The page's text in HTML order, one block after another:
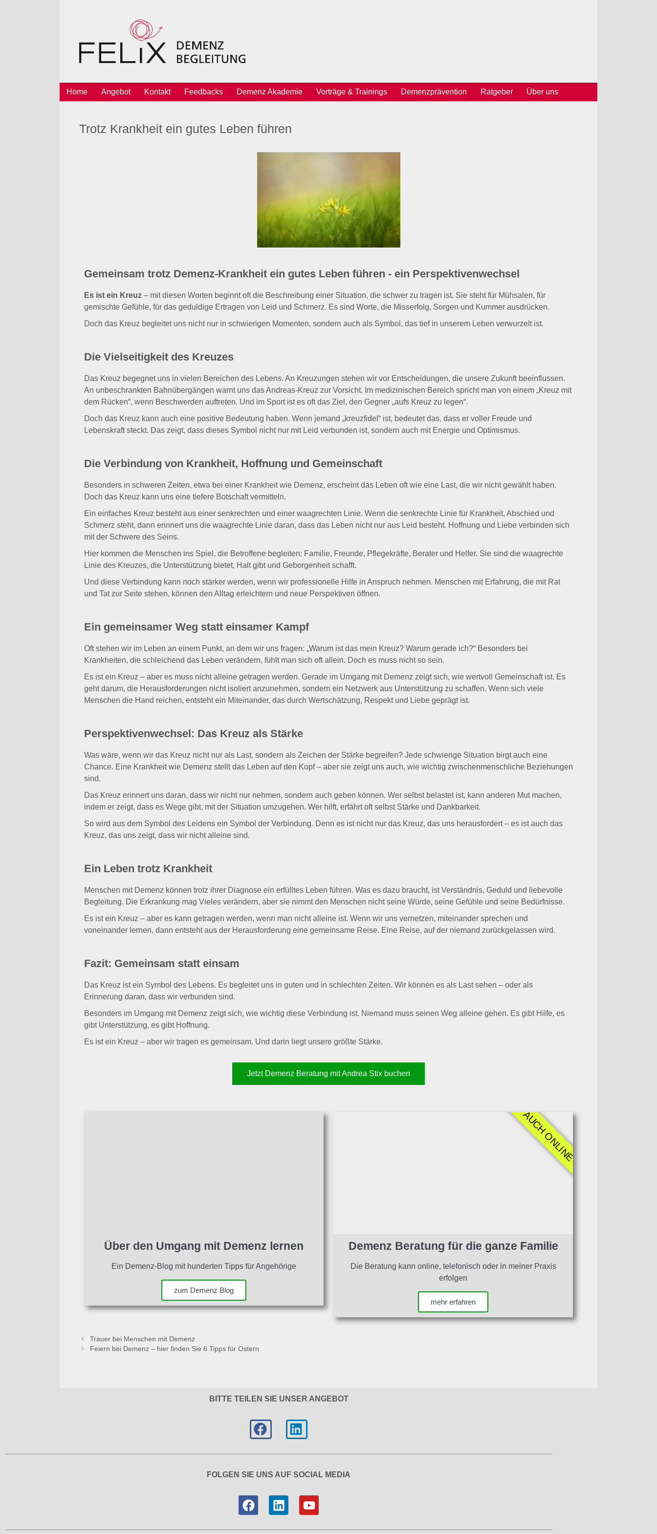
Home Angebot Kontakt Feedbacks Demenz Akademie Vorträge & Trainings Demenzprävention Ratgeber Über uns
Trotz Krankheit ein gutes Leben führen
Gemeinsam trotz Demenz-Krankheit ein gutes Leben führen - ein Perspektivenwechsel
Es ist ein Kreuz – mit diesen Worten beginnt oft die Beschreibung einer Situation, die schwer zu tragen ist. Sie steht für Mühsalen, für
gemischte Gefühle, für das geduldige Ertragen von Leid und Schmerz. Es sind Worte, die Misserfolg, Sorgen und Kummer ausdrücken.
Doch das Kreuz begleitet uns nicht nur in schwierigen Momenten, sondern auch als Symbol, das tief in unserem Leben verwurzelt ist.
Die Vielseitigkeit des Kreuzes
Das Kreuz begegnet uns in vielen Bereichen des Lebens. An Kreuzungen stehen wir vor Entscheidungen, die unsere Zukunft beeinflussen.
An unbeschrankten Bahnübergängen warnt uns das Andreas-Kreuz zur Vorsicht. Im medizinischen Bereich spricht man von einem „Kreuz mit
dem Rücken“, wenn Beschwerden auftreten. Und im Sport ist es oft das Ziel, den Gegner „aufs Kreuz zu legen“.
Doch das Kreuz kann auch eine positive Bedeutung haben. Wenn jemand „kreuzfidel“ ist, bedeutet das, dass er voller Freude und
Lebenskraft steckt. Das zeigt, dass dieses Symbol nicht nur mit Leid verbunden ist, sondern auch mit Energie und Optimismus.
Die Verbindung von Krankheit, Hoffnung und Gemeinschaft
Besonders in schweren Zeiten, etwa bei einer Krankheit wie Demenz, erscheint das Leben oft wie eine Last, die wir nicht gewählt haben.
Doch das Kreuz kann uns eine tiefere Botschaft vermitteln.
Ein einfaches Kreuz besteht aus einer senkrechten und einer waagrechten Linie. Wenn die senkrechte Linie für Krankheit, Abschied und
Schmerz steht, dann erinnert uns die waagrechte Linie daran, dass das Leben nicht nur aus Leid besteht. Hoffnung und Liebe verbinden sich
mit der Schwere des Seins.
Hier kommen die Menschen ins Spiel, die Betroffene begleiten: Familie, Freunde, Pflegekräfte, Berater und Helfer. Sie sind die waagrechte
Linie des Kreuzes, die Unterstützung bietet, Halt gibt und Geborgenheit schafft.
Und diese Verbindung kann noch stärker werden, wenn wir professionelle Hilfe in Anspruch nehmen. Menschen mit Erfahrung, die mit Rat
und Tat zur Seite stehen, können den Alltag erleichtern und neue Perspektiven öffnen.
Ein gemeinsamer Weg statt einsamer Kampf
Oft stehen wir im Leben an einem Punkt, an dem wir uns fragen: „Warum ist das mein Kreuz? Warum gerade ich?“ Besonders bei
Krankheiten, die schleichend das Leben verändern, fühlt man sich oft allein. Doch es muss nicht so sein.
Es ist ein Kreuz – aber es muss nicht alleine getragen werden. Gerade im Umgang mit Demenz zeigt sich, wie wertvoll Gemeinschaft ist. Es
geht darum, die Herausforderungen nicht isoliert anzunehmen, sondern ein Netzwerk aus Unterstützung zu schaffen. Wenn sich viele
Menschen die Hand reichen, entsteht ein Miteinander, das durch Wertschätzung, Respekt und Liebe geprägt ist.
Perspektivenwechsel: Das Kreuz als Stärke
Was wäre, wenn wir das Kreuz nicht nur als Last, sondern als Zeichen der Stärke begreifen? Jede schwierige Situation birgt auch eine
Chance. Eine Krankheit wie Demenz stellt das Leben auf den Kopf – aber sie zeigt uns auch, wie wichtig zwischenmenschliche Beziehungen
sind.
Das Kreuz erinnert uns daran, dass wir nicht nur nehmen, sondern auch geben können. Wer selbst belastet ist, kann anderen Mut machen,
indem er zeigt, dass es Wege gibt, mit der Situation umzugehen. Wer hilft, erfährt oft selbst Stärke und Dankbarkeit.
So wird aus dem Symbol des Leidens ein Symbol der Verbindung. Denn es ist nicht nur das Kreuz, das uns herausfordert – es ist auch das
Kreuz, das uns zeigt, dass wir nicht alleine sind.
Ein Leben trotz Krankheit
Menschen mit Demenz können trotz ihrer Diagnose ein erfülltes Leben führen. Was es dazu braucht, ist Verständnis, Geduld und liebevolle
Begleitung. Die Erkrankung mag Vieles verändern, aber sie nimmt den Menschen nicht seine Würde, seine Gefühle und seine Bedürfnisse.
Es ist ein Kreuz – aber es kann getragen werden, wenn man nicht alleine ist. Wenn wir uns vernetzen, miteinander sprechen und
voneinander lernen, dann entsteht aus der Herausforderung eine gemeinsame Reise. Eine Reise, auf der niemand zurückgelassen wird.
Fazit: Gemeinsam statt einsam
Das Kreuz ist ein Symbol des Lebens. Es begleitet uns in guten und in schlechten Zeiten. Wir können es als Last sehen – oder als
Erinnerung daran, dass wir verbunden sind.
Besonders im Umgang mit Demenz zeigt sich, wie wichtig diese Verbindung ist. Niemand muss seinen Weg alleine gehen. Es gibt Hilfe, es
gibt Unterstützung, es gibt Hoffnung.
Es ist ein Kreuz – aber wir tragen es gemeinsam. Und darin liegt unsere größte Stärke.
Jetzt Demenz Beratung mit Andrea Stix buchen
Über den Umgang mit Demenz lernen
Ein Demenz-Blog mit hunderten Tipps für Angehörige
zum Demenz Blog
Demenz Beratung für die ganze Familie
Die Beratung kann online, telefonisch oder in meiner Praxis
erfolgen
mehr erfahren
AUCH ONLINE
Trauer bei Menschen mit Demenz
Feiern bei Demenz – hier finden Sie 6 Tipps für Ostern
BITTE TEILEN SIE UNSER ANGEBOT
FOLGEN SIE UNS AUF SOCIAL MEDIA